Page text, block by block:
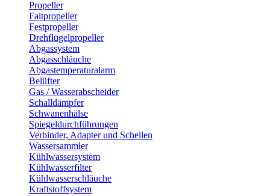
Propeller
Faltpropeller
Festpropeller
Drehflügelpropeller
Abgassystem
Abgasschläuche
Abgastemperaturalarm
Belüfter
Gas / Wasserabscheider
Schalldämpfer
Schwanenhälse
Spiegeldurchführungen
Verbinder, Adapter und Schellen
Wassersammler
Kühlwassersystem
Kühlwasserfilter
Kühlwasserschläuche
Kraftstoffsystem